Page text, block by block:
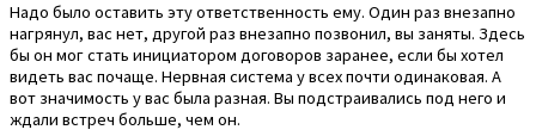
Надо было оставить эту ответственность ему. Один раз внезапно
нагрянул, вас нет, другой раз внезапно позвонил, вы заняты. Здесь
бы он мог стать инициатором договоров заранее, если бы хотел
видеть вас почаще. Нервная система у всех почти одинаковая. А
вот значимость у вас была разная. Вы подстраивались под него и
ждали встреч больше, чем он.